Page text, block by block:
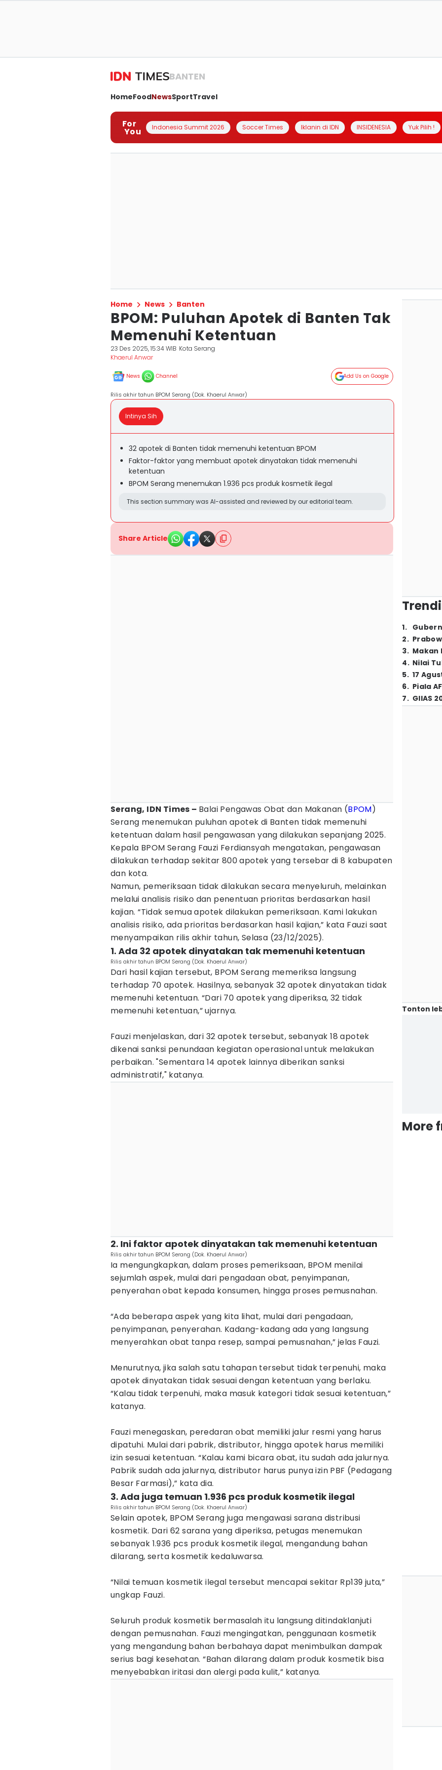
BANTEN
HomeFoodNewsSportTravel
For
You Indonesia Summit 2026 Soccer Times Iklanin di IDN INSIDENESIA Yuk Pilih !
Home News Banten
BPOM: Puluhan Apotek di Banten Tak
Memenuhi Ketentuan
23 Des 2025, 15:34 WIB Kota Serang
Khaerul Anwar
News Channel Add Us on Google
Rilis akhir tahun BPOM Serang (Dok. Khaerul Anwar)
Intinya Sih
32 apotek di Banten tidak memenuhi ketentuan BPOM
Faktor-faktor yang membuat apotek dinyatakan tidak memenuhi
ketentuan
BPOM Serang menemukan 1.936 pcs produk kosmetik ilegal
This section summary was AI-assisted and reviewed by our editorial team.
Share Article
Serang, IDN Times – Balai Pengawas Obat dan Makanan (BPOM)
Serang menemukan puluhan apotek di Banten tidak memenuhi
ketentuan dalam hasil pengawasan yang dilakukan sepanjang 2025.
Kepala BPOM Serang Fauzi Ferdiansyah mengatakan, pengawasan
dilakukan terhadap sekitar 800 apotek yang tersebar di 8 kabupaten
dan kota.
Namun, pemeriksaan tidak dilakukan secara menyeluruh, melainkan
melalui analisis risiko dan penentuan prioritas berdasarkan hasil
kajian. “Tidak semua apotek dilakukan pemeriksaan. Kami lakukan
analisis risiko, ada prioritas berdasarkan hasil kajian,” kata Fauzi saat
menyampaikan rilis akhir tahun, Selasa (23/12/2025).
1. Ada 32 apotek dinyatakan tak memenuhi ketentuan
Rilis akhir tahun BPOM Serang (Dok. Khaerul Anwar)
Dari hasil kajian tersebut, BPOM Serang memeriksa langsung
terhadap 70 apotek. Hasilnya, sebanyak 32 apotek dinyatakan tidak
memenuhi ketentuan. “Dari 70 apotek yang diperiksa, 32 tidak
memenuhi ketentuan,” ujarnya.
Fauzi menjelaskan, dari 32 apotek tersebut, sebanyak 18 apotek
dikenai sanksi penundaan kegiatan operasional untuk melakukan
perbaikan. "Sementara 14 apotek lainnya diberikan sanksi
administratif," katanya.
2. Ini faktor apotek dinyatakan tak memenuhi ketentuan
Rilis akhir tahun BPOM Serang (Dok. Khaerul Anwar)
Ia mengungkapkan, dalam proses pemeriksaan, BPOM menilai
sejumlah aspek, mulai dari pengadaan obat, penyimpanan,
penyerahan obat kepada konsumen, hingga proses pemusnahan.
“Ada beberapa aspek yang kita lihat, mulai dari pengadaan,
penyimpanan, penyerahan. Kadang-kadang ada yang langsung
menyerahkan obat tanpa resep, sampai pemusnahan,” jelas Fauzi.
Menurutnya, jika salah satu tahapan tersebut tidak terpenuhi, maka
apotek dinyatakan tidak sesuai dengan ketentuan yang berlaku.
“Kalau tidak terpenuhi, maka masuk kategori tidak sesuai ketentuan,”
katanya.
Fauzi menegaskan, peredaran obat memiliki jalur resmi yang harus
dipatuhi. Mulai dari pabrik, distributor, hingga apotek harus memiliki
izin sesuai ketentuan. “Kalau kami bicara obat, itu sudah ada jalurnya.
Pabrik sudah ada jalurnya, distributor harus punya izin PBF (Pedagang
Besar Farmasi),” kata dia.
3. Ada juga temuan 1.936 pcs produk kosmetik ilegal
Rilis akhir tahun BPOM Serang (Dok. Khaerul Anwar)
Selain apotek, BPOM Serang juga mengawasi sarana distribusi
kosmetik. Dari 62 sarana yang diperiksa, petugas menemukan
sebanyak 1.936 pcs produk kosmetik ilegal, mengandung bahan
dilarang, serta kosmetik kedaluwarsa.
“Nilai temuan kosmetik ilegal tersebut mencapai sekitar Rp139 juta,”
ungkap Fauzi.
Seluruh produk kosmetik bermasalah itu langsung ditindaklanjuti
dengan pemusnahan. Fauzi mengingatkan, penggunaan kosmetik
yang mengandung bahan berbahaya dapat menimbulkan dampak
serius bagi kesehatan. “Bahan dilarang dalam produk kosmetik bisa
menyebabkan iritasi dan alergi pada kulit,” katanya.
1.
2.
3. Makan
4. Nilai
5. 17
6. Piala
7. GIIAS
Tonton
More